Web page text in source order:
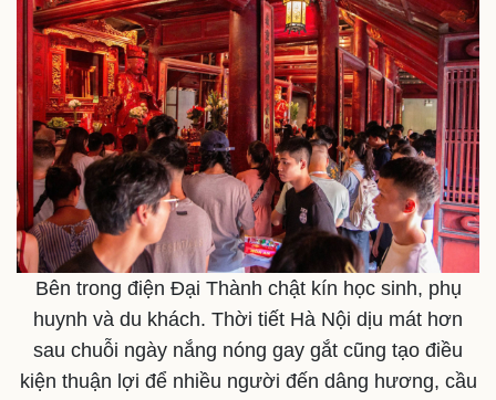
Bên trong điện Đại Thành chật kín học sinh, phụ
huynh và du khách. Thời tiết Hà Nội dịu mát hơn
sau chuỗi ngày nắng nóng gay gắt cũng tạo điều
kiện thuận lợi để nhiều người đến dâng hương, cầu